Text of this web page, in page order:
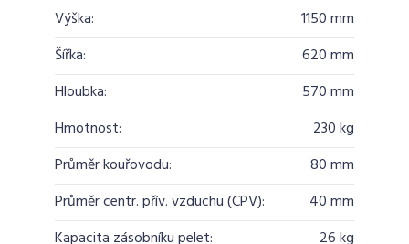
Výška:
1150 mm
Šířka:
620 mm
Hloubka:
570 mm
Hmotnost:
230 kg
Průměr kouřovodu:
80 mm
Průměr centr. přív. vzduchu (CPV):
40 mm
Kapacita zásobníku pelet:
26 kg